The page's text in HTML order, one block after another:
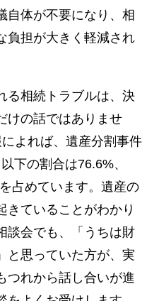
自体が不要になり、相
負担が大きく軽減され
る相続トラブルは、決
けの話ではありませ
よれば、遺産分割事件
下の割合は76.6%、
占めています。遺産の
きていることがわかり
談会でも、「うちは財
と思っていた方が、実
つれから話し合いが進